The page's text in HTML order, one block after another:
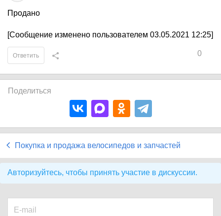
Продано
[Сообщение изменено пользователем 03.05.2021 12:25]
0
Ответить
Поделиться
Покупка и продажа велосипедов и запчастей
Авторизуйтесь, чтобы принять участие в дискуссии.